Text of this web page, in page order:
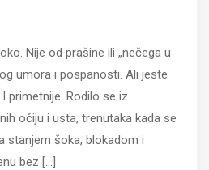
Nije od prašine ili „nečega u
umora i pospanosti. Ali jeste
primetnije. Rodilo se iz
očiju i usta, trenutaka kada se
stanjem šoka, blokadom i
bez [...]